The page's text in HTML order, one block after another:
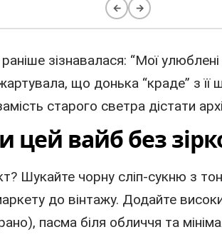
← →
зізнавалася: “Мої улюблені
що донька “краде” з її
старого светра дістати
цей вайб без
Шукайте чорну сліп-сукню з
до вінтажу. Додайте
пасма біля обличчя та